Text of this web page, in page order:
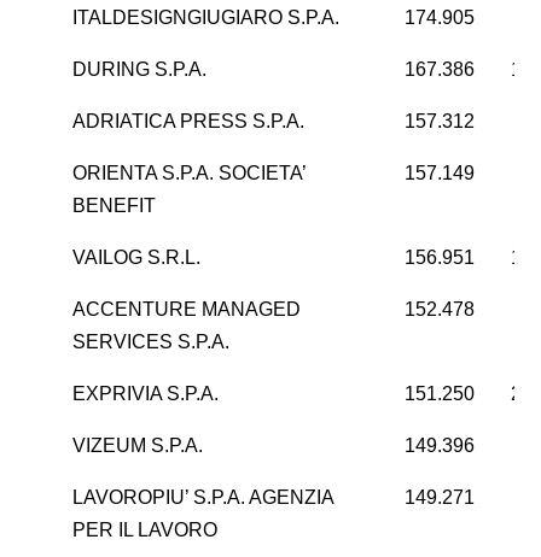
ITALDESIGNGIUGIARO S.P.A. 174.905
DURING S.P.A. 167.386
ADRIATICA PRESS S.P.A. 157.312
ORIENTA S.P.A. SOCIETA’
BENEFIT
157.149
VAILOG S.R.L. 156.951
ACCENTURE MANAGED
SERVICES S.P.A.
152.478
EXPRIVIA S.P.A. 151.250
VIZEUM S.P.A. 149.396
LAVOROPIU’ S.P.A. AGENZIA
PER IL LAVORO
149.271